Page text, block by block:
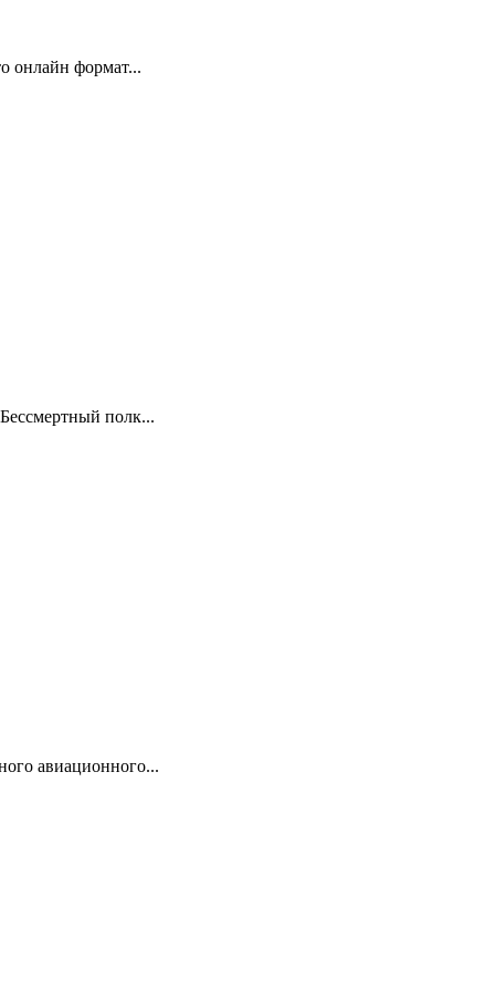
онлайн формат...
полк...
авиационного...